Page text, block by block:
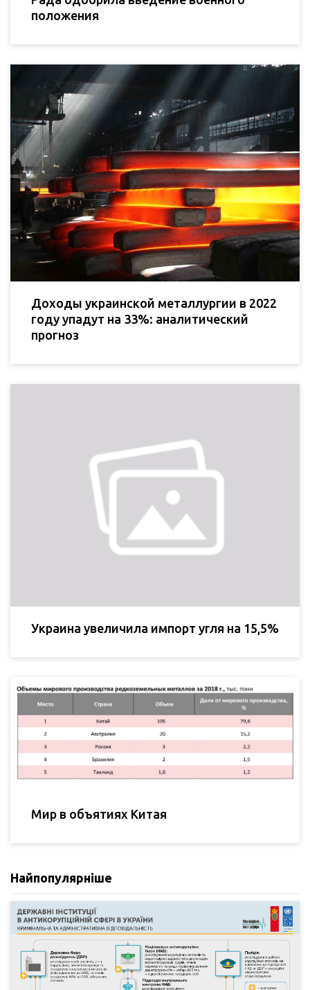
положения
Доходы украинской металлургии в 2022
году упадут на 33%: аналитический
прогноз
Украина увеличила импорт угля на 15,5%
Мир в объятиях Китая
Найпопулярніше